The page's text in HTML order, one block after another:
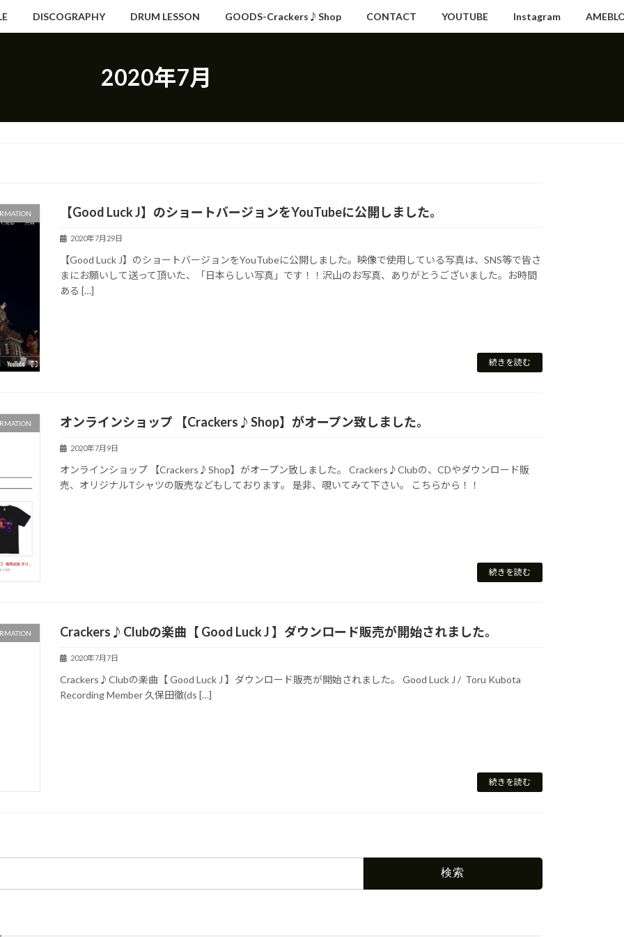
DISCOGRAPHY DRUM LESSON GOODS-Crackers♪Shop CONTACT YOUTUBE Instagram
2020年7月
【Good Luck J】のショートバージョンをYouTubeに公開しました。
2020年7月29日
【Good Luck J】のショートバージョンをYouTubeに公開しました。映像で使用している写真は、SNS等で皆さ
まにお願いして送って頂いた、「日本らしい写真」です！！沢山のお写真、ありがとうございました。お時間
ある […]
続きを読む
オンラインショップ 【Crackers♪Shop】がオープン致しました。
2020年7月9日
オンラインショップ 【Crackers♪Shop】がオープン致しました。 Crackers♪Clubの、CDやダウンロード販
売、オリジナルTシャツの販売などもしております。 是非、覗いてみて下さい。 こちらから！！
続きを読む
Crackers♪Clubの楽曲【 Good Luck J 】ダウンロード販売が開始されました。
2020年7月7日
Crackers♪Clubの楽曲【 Good Luck J 】ダウンロード販売が開始されました。 Good Luck J / Toru Kubota
Recording Member 久保田徹(ds […]
続きを読む